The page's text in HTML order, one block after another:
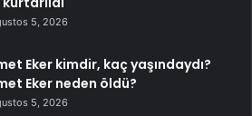
5, 2026
Eker kimdir, kaç yaşındaydı?
Eker neden öldü?
5, 2026